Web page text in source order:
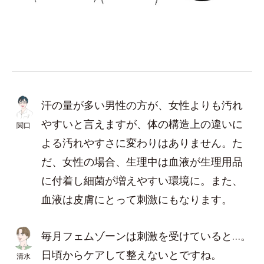
関口
汗の量が多い男性の方が、女性よりも汚れ
やすいと言えますが、体の構造上の違いに
よる汚れやすさに変わりはありません。た
だ、女性の場合、生理中は血液が生理用品
に付着し細菌が増えやすい環境に。また、
血液は皮膚にとって刺激にもなります。
清水
毎月フェムゾーンは刺激を受けていると…。
日頃からケアして整えないとですね。